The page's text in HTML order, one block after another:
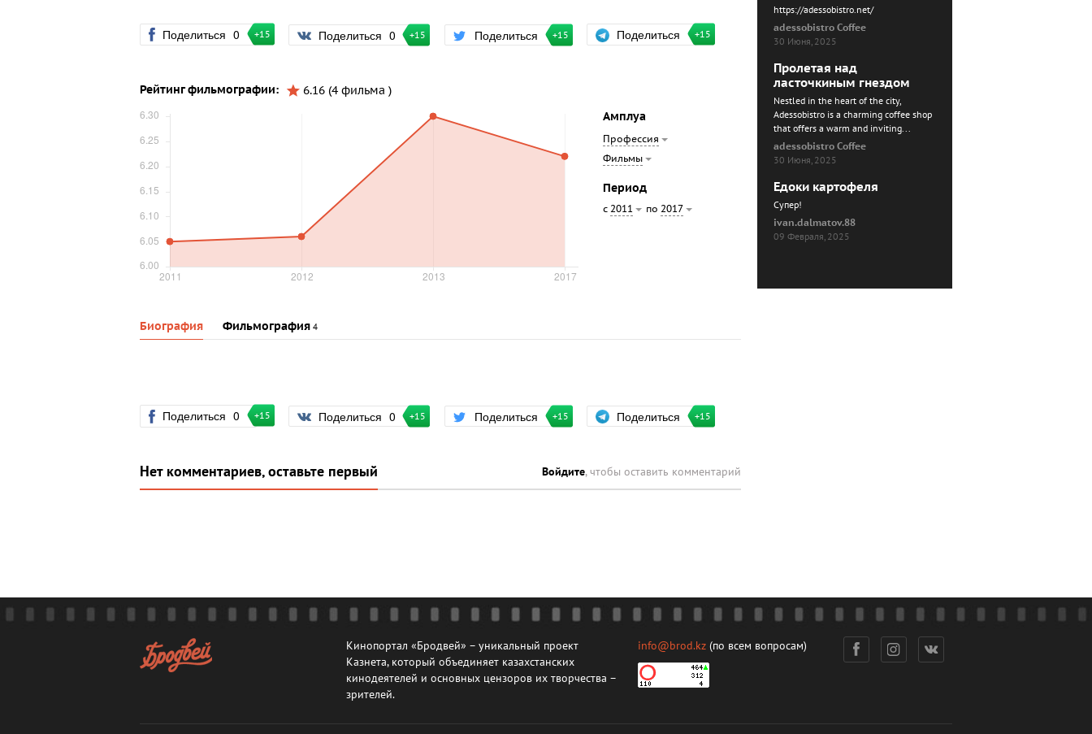
Поделиться 0 +15 Поделиться 0 +15 Поделиться +15 Поделиться +15
Рейтинг фильмографии:
6.16 (4 фильма )
Амплуа
Профессия
Фильмы
Период
с 2011 по 2017
Биография Фильмография 4
Поделиться 0 +15 Поделиться 0 +15 Поделиться +15 Поделиться +15
Нет комментариев, оставьте первый Войдите, чтобы оставить комментарий
https://adessobistro.net/
adessobistro Coffee
30 Июня, 2025
Пролетая над
ласточкиным гнездом
Nestled in the heart of the city,
Adessobistro is a charming coffee shop
that offers a warm and inviting...
adessobistro Coffee
30 Июня, 2025
Едоки картофеля
Cупер!
ivan.dalmatov.88
09 Февраля, 2025
Кинопортал «Бродвей» – уникальный проект
Казнета, который объединяет казахстанских
кинодеятелей и основных цензоров их творчества –
зрителей.
info@brod.kz (по всем вопросам)